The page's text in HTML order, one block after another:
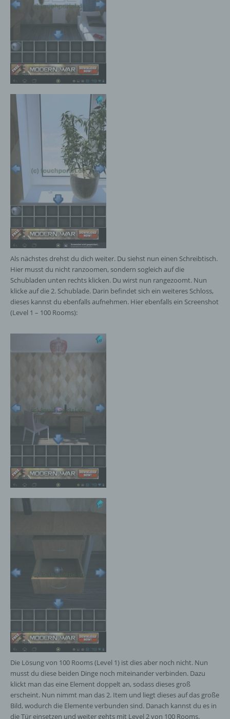
Als nächstes drehst du dich weiter. Du siehst nun einen Schreibtisch.
Hier musst du nicht ranzoomen, sondern sogleich auf die
Schubladen unten rechts klicken. Du wirst nun rangezoomt. Nun
klicke auf die 2. Schublade. Darin befindet sich ein weiteres Schloss,
dieses kannst du ebenfalls aufnehmen. Hier ebenfalls ein Screenshot
(Level 1 – 100 Rooms):
Die Lösung von 100 Rooms (Level 1) ist dies aber noch nicht. Nun
musst du diese beiden Dinge noch miteinander verbinden. Dazu
klickt man das eine Element doppelt an, sodass dieses groß
erscheint. Nun nimmt man das 2. Item und liegt dieses auf das große
Bild, wodurch die Elemente verbunden sind. Danach kannst du es in
die Tür einsetzen und weiter gehts mit Level 2 von 100 Rooms.